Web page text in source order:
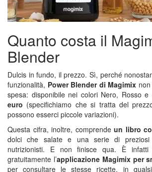
Quanto costa il
Blender
Dulcis in fundo, il prezzo. Sì, perché
funzionalità, Power Blender di Magimix
spesa: disponibile nei colori Nero, Rosso e
euro (specifichiamo che si tratta del
possono esserci piccole variazioni).
Questa cifra, inoltre, comprendeun libro
dolci che salate e una serie di preziosi
nutrizionisti. E non finisce qua. È infatti
gratuitamente l’applicazione Magimix per
per consultare le stesse ricette, in